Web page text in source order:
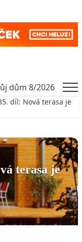
díl: Nová terasa je
terasa je